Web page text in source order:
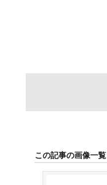
この記事の画像一覧